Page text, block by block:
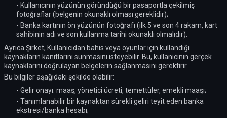
- Kullanıcının yüzünün göründüğü bir pasaportla çekilmiş
fotoğraflar (belgenin okunaklı olması gereklidir);
- Banka kartının ön yüzünün fotoğrafı (ilk 5 ve son 4 rakam, kart
sahibinin adı ve son kullanma tarihi okunaklı olmalıdır).
Ayrıca Şirket, Kullanıcıdan bahis veya oyunlar için kullandığı
kaynakların kanıtlarını sunmasını isteyebilir. Bu, kullanıcının gerçek
kaynaklarını doğrulayan belgelerin sağlanmasını gerektirir.
Bu bilgiler aşağıdaki şekilde olabilir:
- Gelir onayı: maaş, yönetici ücreti, temettüler, emekli maaşı;
- Tanımlanabilir bir kaynaktan sürekli geliri teyit eden banka
ekstresi/banka hesabı;